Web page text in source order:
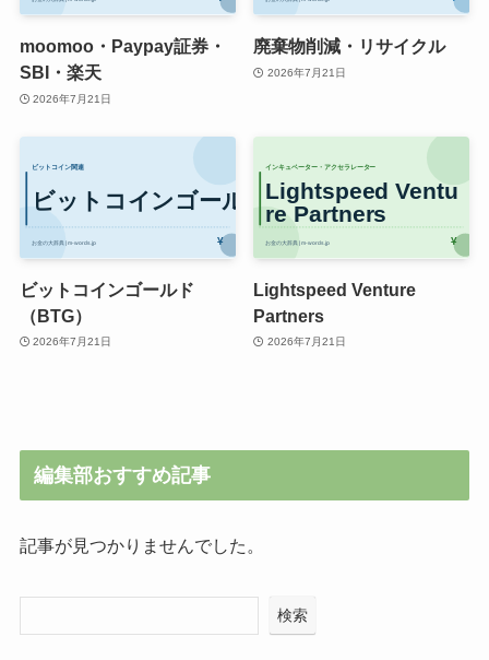
moomoo・Paypay証券・
SBI・楽天
2026年7月21日
廃棄物削減・リサイクル
2026年7月21日
ビットコインゴールド
（BTG）
2026年7月21日
Lightspeed Venture
Partners
2026年7月21日
編集部おすすめ記事
記事が見つかりませんでした。
検索